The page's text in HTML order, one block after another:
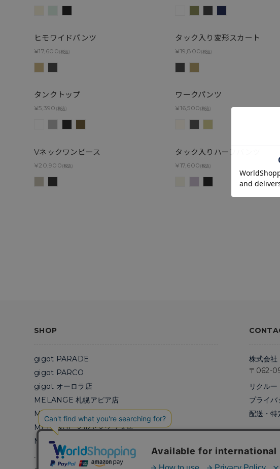
ヒモワイドパンツ
¥17,600 (税込)
タック入り変形スカート
¥19,800 (税込)
タンクトップ
¥5,390 (税込)
ワークパンツ
¥16,500 (税込)
Vネックワンピース
¥20,900 (税込)
タック入りハーフパンツ
¥17,600 (税込)
SHOP
gigot PARADE
gigot PARCO
gigot オーロラ店
MELANGE 札幌アピア店
MELANGE cinq 5
MELANGE マルヤマクラス店
MELANGE 札幌パルコ店
株式会社
〒062-
リクルー
プライバ
配送・特